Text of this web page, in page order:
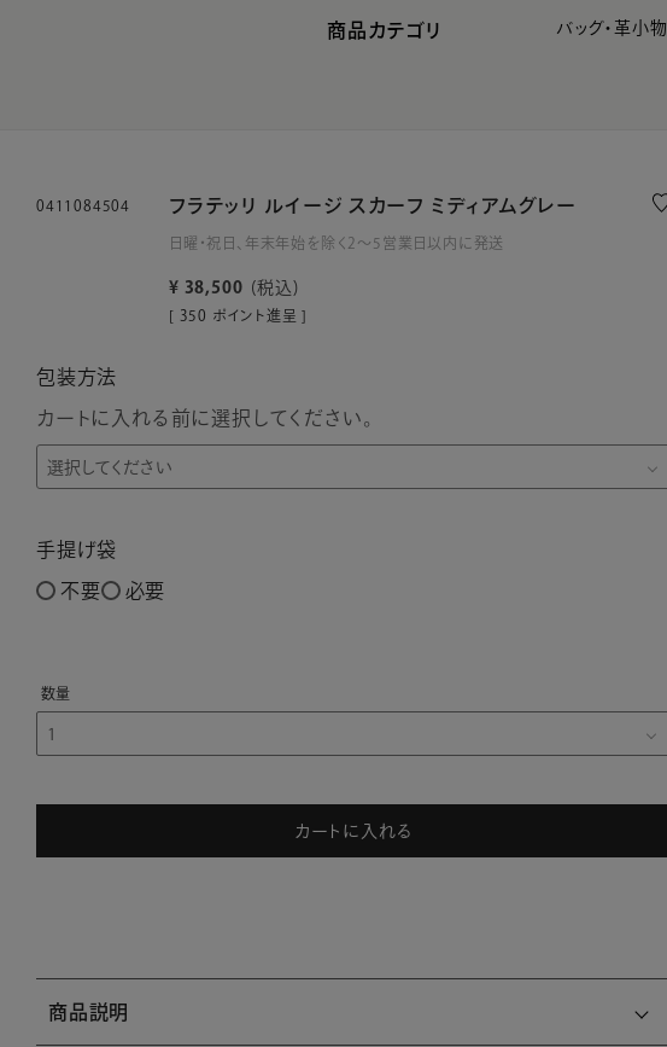
商品カテゴリ バッグ・革小物
0411084504 フラテッリ ルイージ スカーフ ミディアムグレー
日曜・祝日、年末年始を除く2～5営業日以内に発送
¥ 38,500 税込
[ 350 ポイント進呈 ]
包装方法
カートに入れる前に選択してください。
手提げ袋
不要 必要
カートに入れる
商品説明